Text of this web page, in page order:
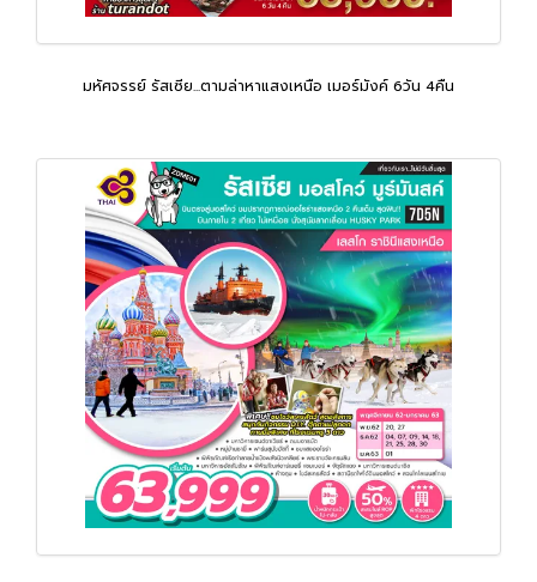
มหัศจรรย์ รัสเซีย...ตามล่าหาแสงเหนือ เมอร์มังค์ 6วัน 4คืน